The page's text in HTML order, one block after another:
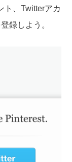
ト、Twitterアカ
録しよう。